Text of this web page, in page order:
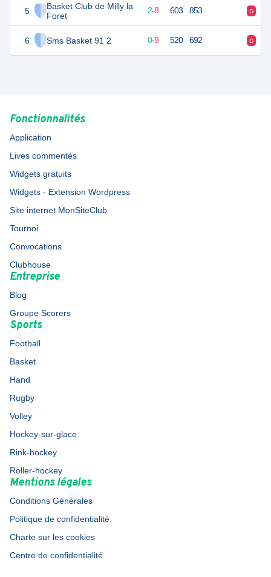
5
Basket Club de Milly la
Foret
6 Sms Basket 91 2
12 10 2-8 603 853 D
9 0-9 520 692 D
Fonctionnalités
Application
Lives commentés
Widgets gratuits
Widgets - Extension Wordpress
Site internet MonSiteClub
Tournoi
Convocations
Clubhouse
Entreprise
Blog
Groupe Scorers
Sports
Football
Basket
Hand
Rugby
Volley
Hockey-sur-glace
Rink-hockey
Roller-hockey
Mentions légales
Conditions Générales
Politique de confidentialité
Charte sur les cookies
Centre de confidentialité